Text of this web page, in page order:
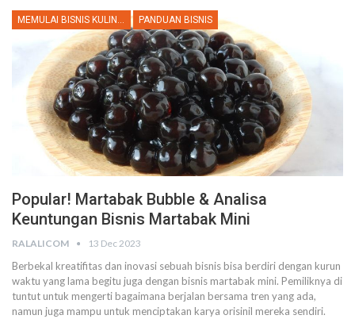
MEMULAI BISNIS KULINER PANDUAN BISNIS
Popular! Martabak Bubble & Analisa
Keuntungan Bisnis Martabak Mini
RALALICOM 13 Dec 2023
Berbekal kreatifitas dan inovasi sebuah bisnis bisa berdiri dengan kurun
waktu yang lama begitu juga dengan bisnis martabak mini. Pemiliknya di
tuntut untuk mengerti bagaimana berjalan bersama tren yang ada,
namun juga mampu untuk menciptakan karya orisinil mereka sendiri.